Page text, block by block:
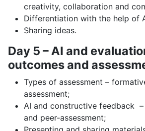
creativity, collaboration and
Differentiation with the help of
Sharing ideas.
Day 5 – AI and
outcomes and
Types of assessment –
assessment;
AI and constructive feedback
and peer-assessment;